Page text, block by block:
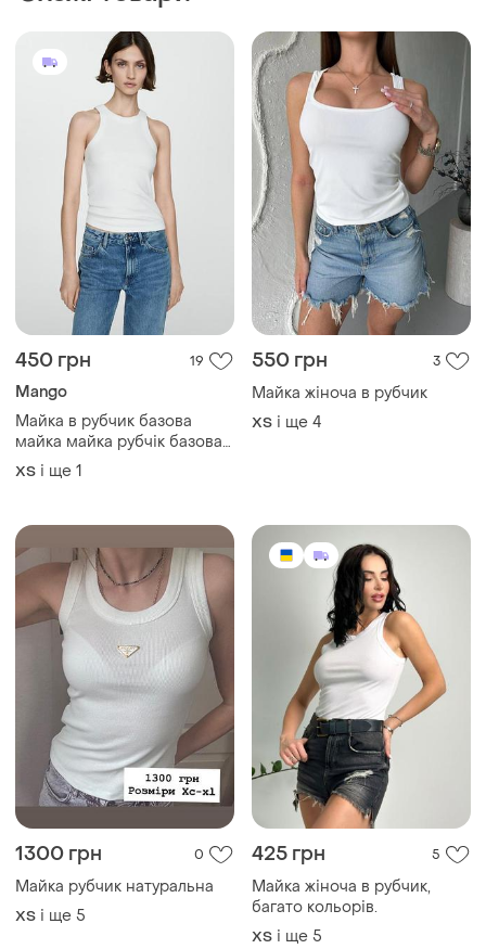
450 грн 19
Mango
Майка в рубчик базова
майка майка рубчік базовая
майка
ХS і ще 1
550 грн 3
Майка жіноча в рубчик
ХS і ще 4
1300 грн 0
Майка рубчик натуральна
ХS і ще 5
425 грн 5
Майка жіноча в рубчик,
багато кольорів.
ХS і ще 5